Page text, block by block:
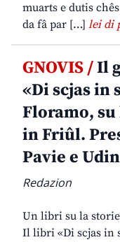
muarts e dutis
da fâ par […] lei di
GNOVIS /Il
«Di scjas in
Floramo,
in Friûl.
Pavie e
Redazion
Un libri su la
Il libri «Di scjas in